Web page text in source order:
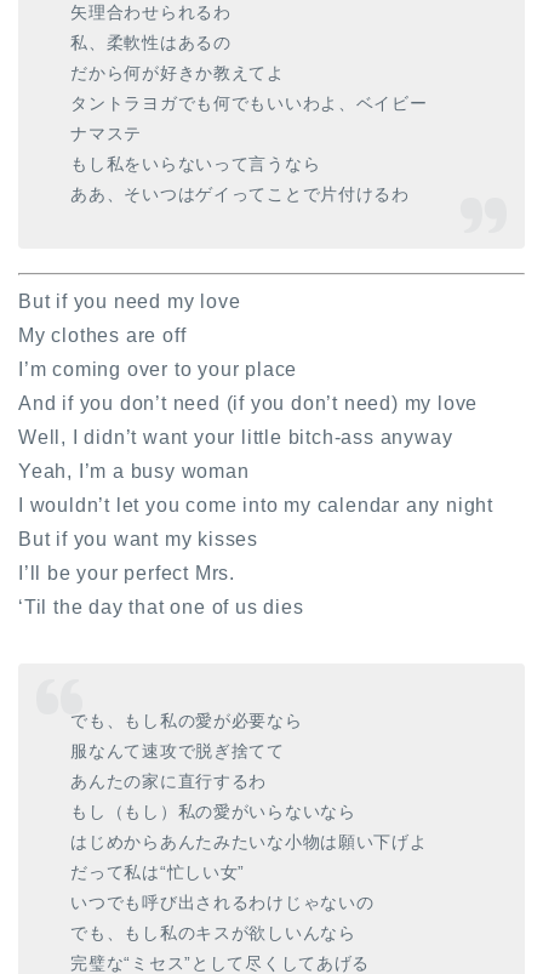
矢理合わせられるわ
私、柔軟性はあるの
だから何が好きか教えてよ
タントラヨガでも何でもいいわよ、ベイビー
ナマステ
もし私をいらないって言うなら
ああ、そいつはゲイってことで片付けるわ
But if you need my love
My clothes are off
I’m coming over to your place
And if you don’t need (if you don’t need) my love
Well, I didn’t want your little bitch-ass anyway
Yeah, I’m a busy woman
I wouldn’t let you come into my calendar any night
But if you want my kisses
I’ll be your perfect Mrs.
‘Til the day that one of us dies
でも、もし私の愛が必要なら
服なんて速攻で脱ぎ捨てて
あんたの家に直行するわ
もし（もし）私の愛がいらないなら
はじめからあんたみたいな小物は願い下げよ
だって私は“忙しい女”
いつでも呼び出されるわけじゃないの
でも、もし私のキスが欲しいんなら
完璧な“ミセス”として尽くしてあげる